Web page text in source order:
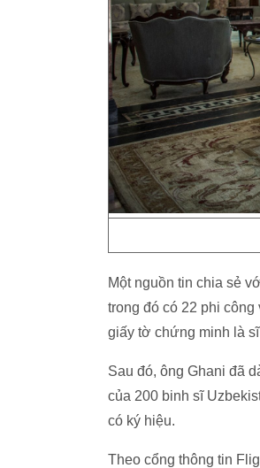
Một nguồn tin chia sẻ
trong đó có 22 phi
giấy tờ chứng minh là
Sau đó, ông Ghani đã
của 200 binh sĩ
có ký hiệu.
Theo cổng thông tin